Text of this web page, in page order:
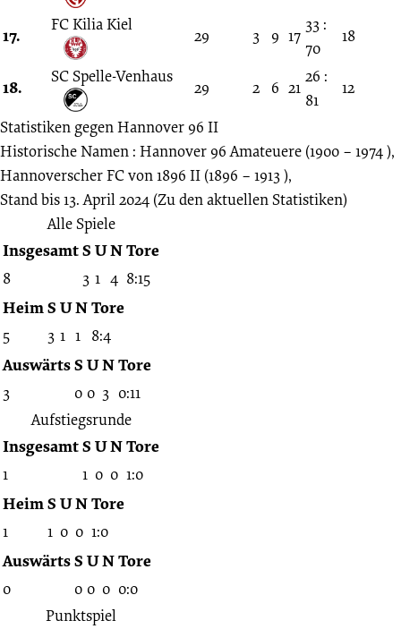
17.
FC Kilia Kiel
29 3 9 17
33 :
70
18
18.
SC Spelle-Venhaus
29 2 6 21
26 :
81
12
Statistiken gegenHannover 96 II
Historische Namen : Hannover 96 Amateuere (1900 – 1974 ),
Hannoverscher FC von 1896 II (1896 – 1913 ),
Stand bis 13. April 2024 (Zu den aktuellen Statistiken)
Alle Spiele
InsgesamtS UNTore
8 3 1 4 8:15
Heim S UNTore
5 3 1 1 8:4
AuswärtsS UNTore
3 0 0 3 0:11
Aufstiegsrunde
InsgesamtS UNTore
1 1 0 0 1:0
Heim S UNTore
1 1 0 0 1:0
AuswärtsS UNTore
0 0 0 0 0:0
Punktspiel